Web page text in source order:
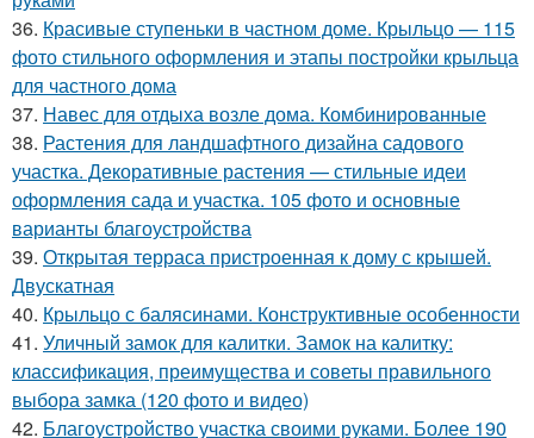
36. Красивые ступеньки в частном доме. Крыльцо — 115
фото стильного оформления и этапы постройки крыльца
для частного дома
37. Навес для отдыха возле дома. Комбинированные
38. Растения для ландшафтного дизайна садового
участка. Декоративные растения — стильные идеи
оформления сада и участка. 105 фото и основные
варианты благоустройства
39. Открытая терраса пристроенная к дому с крышей.
Двускатная
40. Крыльцо с балясинами. Конструктивные особенности
41. Уличный замок для калитки. Замок на калитку:
классификация, преимущества и советы правильного
выбора замка (120 фото и видео)
42. Благоустройство участка своими руками. Более 190